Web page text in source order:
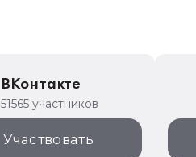
ВКонтакте
51565 участников
Участвовать